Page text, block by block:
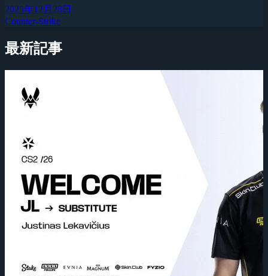
2025年12月28日
Counter-Strike
最新記事